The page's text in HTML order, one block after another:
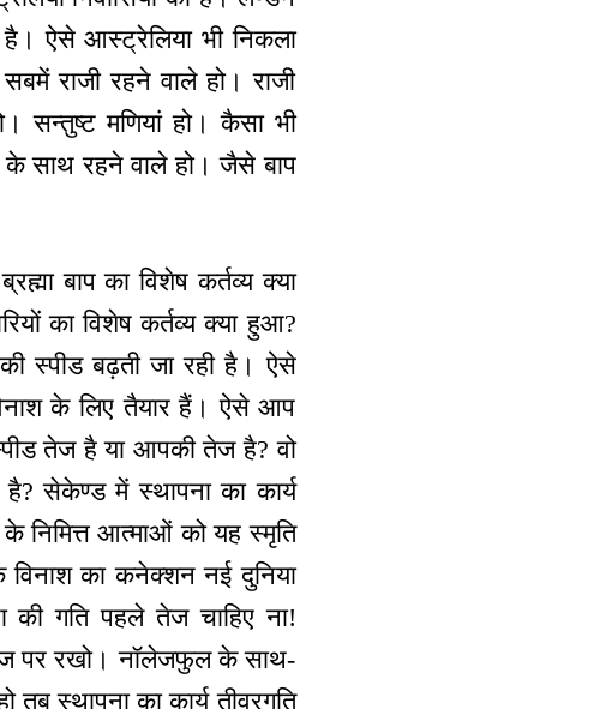
है। ऐसे आस्ट्रेलिया भी निकला
राजी रहने वाले हो। राजी
सन्तुष्ट मणियां हो। कैसा भी
साथ रहने वाले हो। जैसे बाप
बाप का विशेष कर्तव्य क्या
का विशेष कर्तव्य क्या हुआ?
स्पीड बढ़ती जा रही है। ऐसे
के लिए तैयार हैं। ऐसे आप
तेज है या आपकी तेज है? वो
सेकेण्ड में स्थापना का कार्य
निमित्त आत्माओं को यह स्मृति
के विनाश का कनेक्शन नई दुनिया
की गति पहले तेज चाहिए ना!
पर रखो। नॉलेजफुल के साथ-
स्थापना का कार्य तीव्रगति